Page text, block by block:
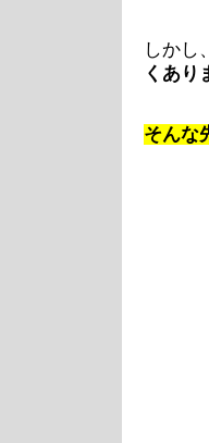
しかし、
くあり
そんな